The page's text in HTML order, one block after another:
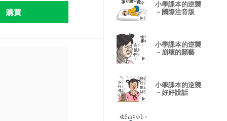
購買
小學課本的逆襲
－國際注音版
小學課本的逆襲
－崩壞的顏藝
小學課本的逆襲
－好好說話